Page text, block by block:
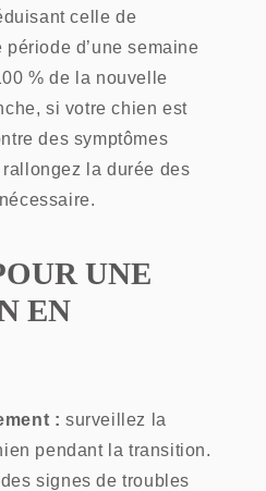
celle de
période d’une semaine
% de la nouvelle
si votre chien est
des symptômes
la durée des
UNE
EN
: surveillez la
pendant la transition.
signes de troubles